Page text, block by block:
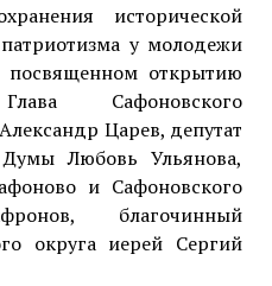
исторической
у молодежи
посвященном открытию
Сафоновского
Царев, депутат
Любовь Ульянова,
и Сафоновского
благочинный
округа иерей Сергий